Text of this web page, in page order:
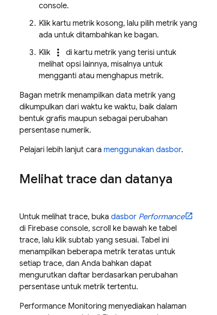
console.
Klik kartu metrik kosong, lalu pilih metrik yang
ada untuk ditambahkan ke bagan.
Klik
more_vert
di kartu metrik yang terisi untuk
melihat opsi lainnya, misalnya untuk
mengganti atau menghapus metrik.
Bagan metrik menampilkan data metrik yang
dikumpulkan dari waktu ke waktu, baik dalam
bentuk grafis maupun sebagai perubahan
persentase numerik.
Pelajari lebih lanjut cara menggunakan dasbor.
Melihat trace dan datanya
Untuk melihat trace, buka dasbor Performance
di Firebase console, scroll ke bawah ke tabel
trace, lalu klik subtab yang sesuai. Tabel ini
menampilkan beberapa metrik teratas untuk
setiap trace, dan Anda bahkan dapat
mengurutkan daftar berdasarkan perubahan
persentase untuk metrik tertentu.
Performance Monitoring menyediakan halaman